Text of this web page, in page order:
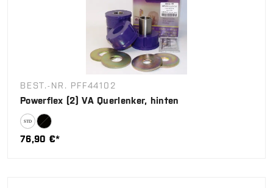
BEST.-NR. PFF44102
Powerflex (2) VA Querlenker, hinten
76,90 €*